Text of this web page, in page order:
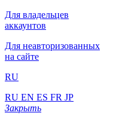
Для владельцев
аккаунтов
Для неавторизованных
на сайте
RU
RU EN ES FR JP
Закрыть